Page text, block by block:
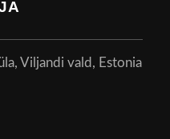
Viljandi vald, Estonia